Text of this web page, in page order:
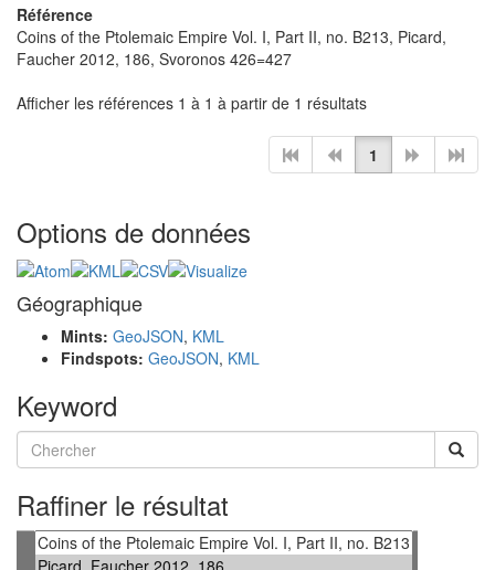
Référence
Coins of the Ptolemaic Empire Vol. I, Part II, no. B213, Picard,
Faucher 2012, 186, Svoronos 426=427
Afficher les références 1 à 1 à partir de 1 résultats
1
Options de données
Géographique
Mints: GeoJSON, KML
Findspots: GeoJSON, KML
Keyword
Raffiner le résultat